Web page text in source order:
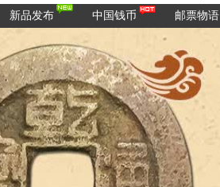
新品发布 中国钱币 邮票物语